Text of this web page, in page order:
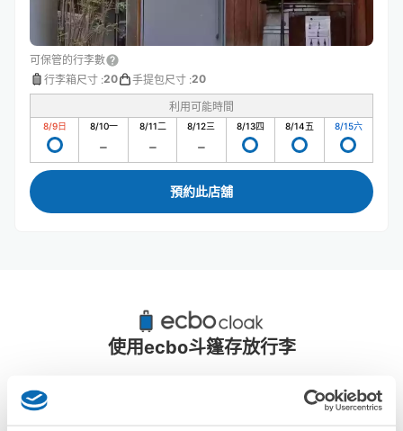
可保管的行李數
行李箱尺寸 :20 手提包尺寸 :20
利用可能時間
8/9日 8/10一 8/11二 8/12三 8/13四 8/14五 8/15六
預約此店舖
尾道站附近推薦的寄物櫃
4個投幣式置物櫃
使用ecbo斗篷存放行李